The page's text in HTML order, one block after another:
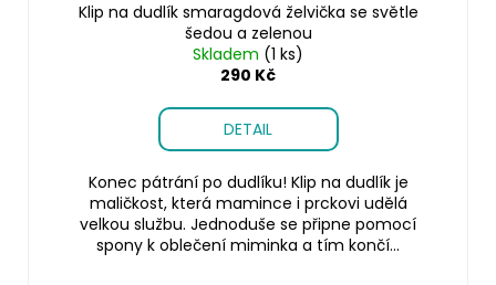
Klip na dudlík smaragdová želvička se světle
šedou a zelenou
Skladem (1 ks)
290 Kč
DETAIL
Konec pátrání po dudlíku! Klip na dudlík je
maličkost, která mamince i prckovi udělá
velkou službu. Jednoduše se připne pomocí
spony k oblečení miminka a tím končí...